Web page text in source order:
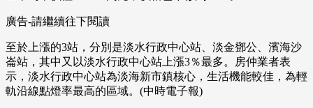
廣告-請繼續往下閱讀
至於上漲的3站，分別是淡水行政中心站、淡金鄧公、濱海沙
崙站，其中又以淡水行政中心站上漲3％最多。房仲業者表
示，淡水行政中心站為淡海新市鎮核心，生活機能較佳，為輕
軌沿線點燈率最高的區域。(中時電子報)